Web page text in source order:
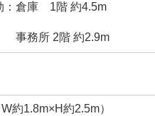
：倉庫 1階 約4.5m
2階 約2.9m
約1.8m×H約2.5m）